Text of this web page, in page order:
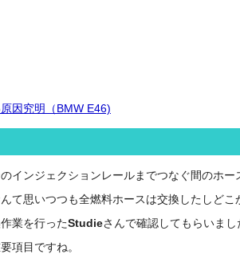
因究明（BMW E46)
インジェクションレールまでつなぐ間のホー
て思いつつも全燃料ホースは交換したしどこ
業を行ったStudieさんで確認してもらいま
項目ですね。